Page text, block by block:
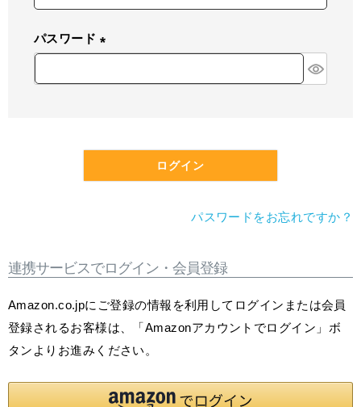
必
パスワード
必
ログイン
パスワードをお忘れですか？
連携サービスでログイン・会員登録
Amazon.co.jpにご登録の情報を利用してログインまたは会員
登録されるお客様は、「Amazonアカウントでログイン」ボ
タンよりお進みください。